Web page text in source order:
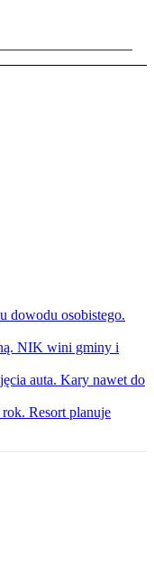
dowodu osobistego.
NIK wini gminy i
auta. Kary nawet do
Resort planuje